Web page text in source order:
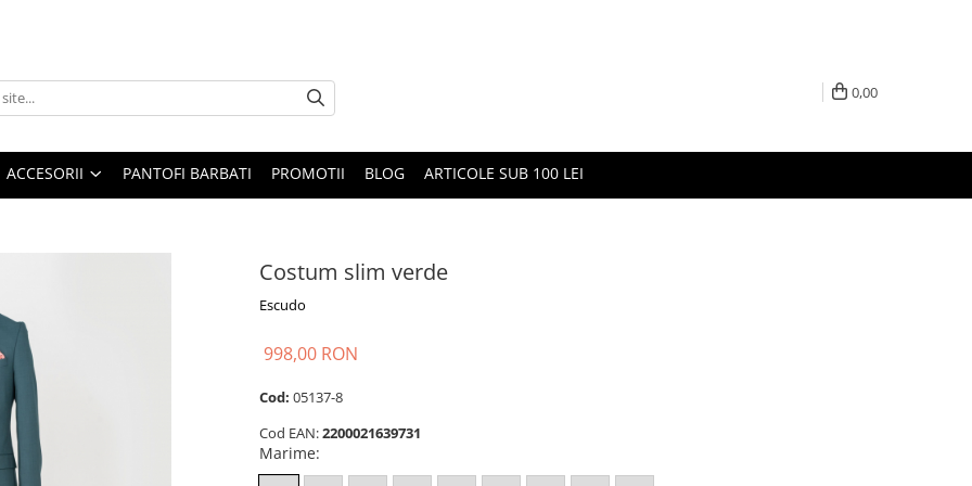
0,00
ACCESORII PANTOFI BARBATI PROMOTII BLOG ARTICOLE SUB 100 LEI
Costum slim verde
Escudo
998,00 RON
Cod: 05137-8
Cod EAN:2200021639731
Marime: